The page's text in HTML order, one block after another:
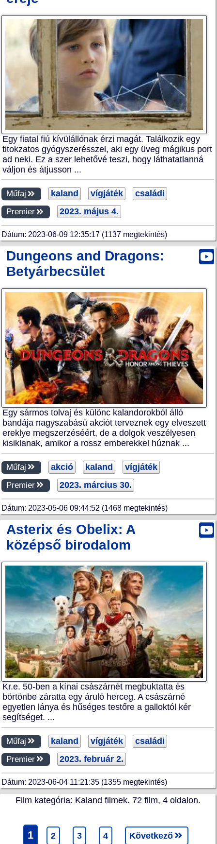
Egy fiatal fiú kívülállónak érzi magát. Találkozik egy
titokzatos gyógyszerésszel, aki egy üveg mágikus port
ad neki. Ez a szer lehetővé teszi, hogy láthatatlanná
váljon és átjusson ...
Műfaj kaland vígjáték családi
Premier 2023. május 4.
Dátum: 2023-06-09 12:35:17 (1137 megtekintés)
Dungeons and Dragons:
Betyárbecsület
Egy sármos tolvaj és különc kalandorokból álló
bandája nagyszabású akciót terveznek egy elveszett
ereklye megszerzéséért, de a dolgok veszélyesen
kisiklanak, amikor a rossz emberekkel húznak ...
Műfaj akció kaland vígjáték
Premier 2023. március 30.
Dátum: 2023-05-06 09:44:52 (1468 megtekintés)
Asterix és Obelix: A
középső birodalom
Kr.e. 50-ben a kínai császárnét megbuktatta és
börtönbe záratta egy áruló herceg. A császárné
egyetlen lánya és hűséges testőre a galloktól kér
segítséget. ...
Műfaj kaland vígjáték családi
Premier 2023. február 2.
Dátum: 2023-06-04 11:21:35 (1355 megtekintés)
Film kategória: Kaland filmek. 72 film, 4 oldalon.
1 2 3 4 Következő